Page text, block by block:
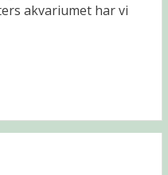
akvariumet har vi